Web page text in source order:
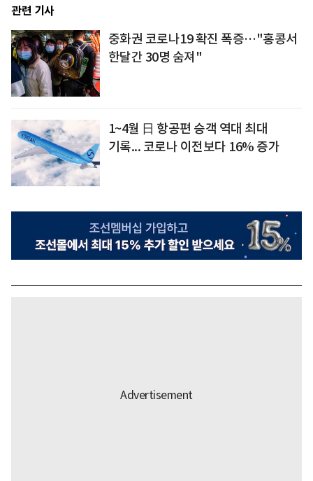
관련 기사
중화권 코로나19 확진 폭증…"홍콩서
한달간 30명 숨져"
1~4월 日 항공편 승객 역대 최대
기록... 코로나 이전보다 16% 증가